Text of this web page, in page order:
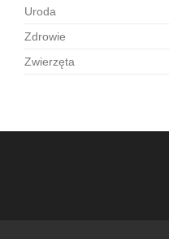
Uroda
Zdrowie
Zwierzęta